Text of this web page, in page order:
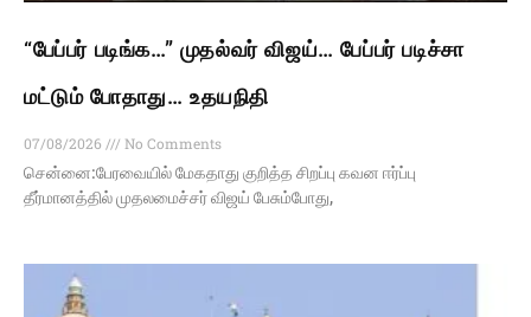
“பேப்பர் படிங்க…” முதல்வர் விஜய்… பேப்பர் படிச்சா
மட்டும் போதாது… உதயநிதி
07/08/2026
No Comments
சென்னை:பேரவையில் மேகதாது குறித்த சிறப்பு கவன ஈர்ப்பு
தீர்மானத்தில் முதலமைச்சர் விஜய் பேசும்போது,